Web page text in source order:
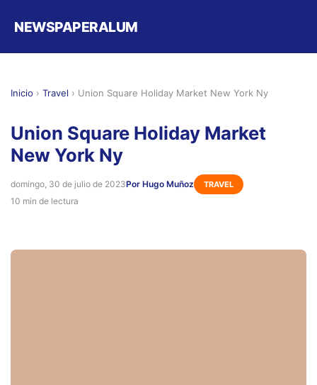
NEWSPAPERALUM
Inicio › Travel › Union Square Holiday Market New York Ny
Union Square Holiday Market
New York Ny
domingo, 30 de julio de 2023Por Hugo Muñoz TRAVEL
10 min de lectura